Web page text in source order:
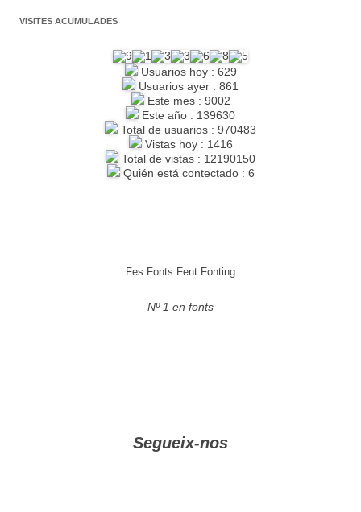
VISITES ACUMULADES
Usuarios hoy : 629
Usuarios ayer : 861
Este mes : 9002
Este año : 139630
Total de usuarios : 970483
Vistas hoy : 1416
Total de vistas : 12190150
Quién está contectado : 6
Fes Fonts Fent Fonting
Nº 1 en fonts
Segueix-nos